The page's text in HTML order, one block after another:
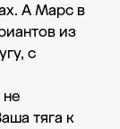
А Марс в
из
с
не
тяга к